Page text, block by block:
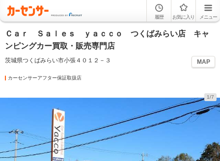
履歴 お気に入り メニュー
Ｃａｒ Ｓａｌｅｓ ｙａｃｃｏ つくばみらい店 キャ
ンピングカー買取・販売専門店
茨城県つくばみらい市小張４０１２－３ MAP
カーセンサーアフター保証取扱店
1/7